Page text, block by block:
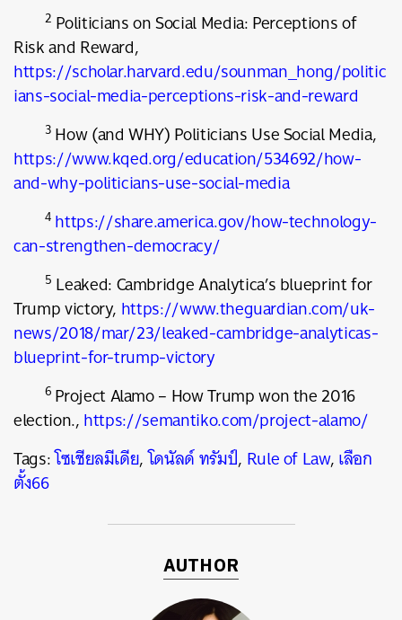
2 Politicians on Social Media: Perceptions of
Risk and Reward,
https://scholar.harvard.edu/sounman_hong/politic
ians-social-media-perceptions-risk-and-reward
3 How (and WHY) Politicians Use Social Media,
https://www.kqed.org/education/534692/how-
and-why-politicians-use-social-media
4 https://share.america.gov/how-technology-
can-strengthen-democracy/
5 Leaked: Cambridge Analytica’s blueprint for
Trump victory, https://www.theguardian.com/uk-
news/2018/mar/23/leaked-cambridge-analyticas-
blueprint-for-trump-victory
6 Project Alamo – How Trump won the 2016
election.,https://semantiko.com/project-alamo/
Tags:โซเชียลมีเดีย,โดนัลด์ ทรัมป์, Rule of Law,เลือก
ตั้ง66
AUTHOR